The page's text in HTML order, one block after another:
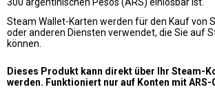
Steam Wallet-Karten werden für den Kauf von
oder anderen Diensten verwendet, die Sie auf
können.
Dieses Produkt kann direkt über Ihr Steam-
werden. Funktioniert nur auf Konten mit ARS-